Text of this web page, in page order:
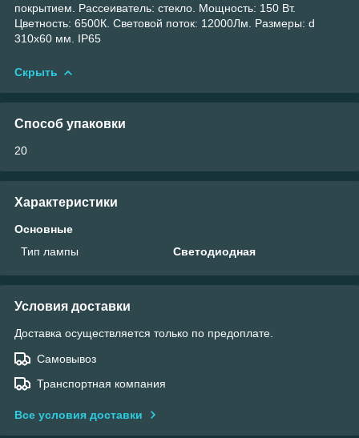
покрытием. Рассеиватель: стекло. Мощность: 150 Вт.
Цветность: 6500К. Световой поток: 12000Лм. Размеры: d
310х60 мм. IP65
Скрыть
Способ упаковки
20
Характеристики
Основные
Тип лампы
Светодиодная
Условия доставки
Доставка осуществляется только по предоплате.
Самовывоз
Транспортная компания
Все условия доставки